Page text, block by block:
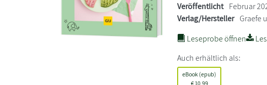
Veröffentlicht Februar
Verlag/Hersteller Graefe
Leseprobe öffnen
Auch erhältlich als:
eBook (epub)
€10,99